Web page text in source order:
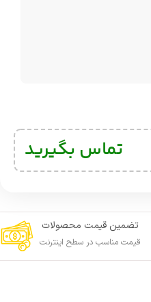
تماس بگیرید
تضمین قیمت محصولات
قیمت مناسب در سطح اینترنت